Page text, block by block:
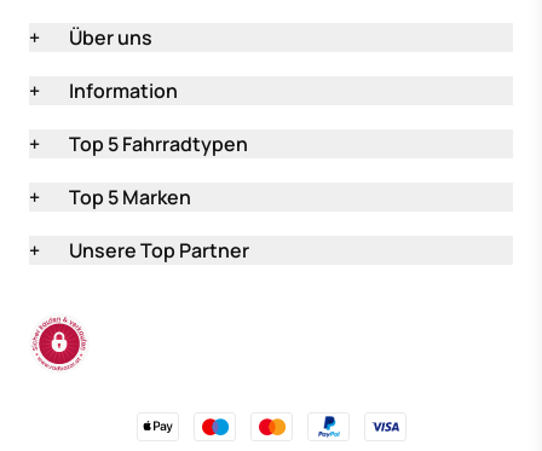
+
Über uns
+
Information
+
Top 5 Fahrradtypen
+
Top 5 Marken
+
Unsere Top Partner